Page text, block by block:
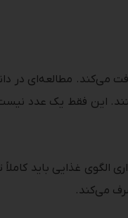
کرده بودند، در ۴ سالگی نمره هوش بالاتری
الگوی غذایی باید
می‌کند.